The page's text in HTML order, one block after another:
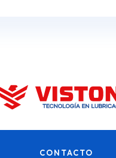
CONTACTO